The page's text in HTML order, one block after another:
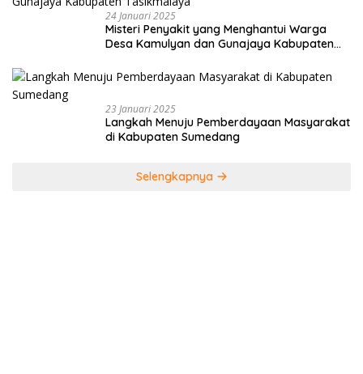
24 Januari 2025
Misteri Penyakit yang Menghantui Warga
Desa Kamulyan dan Gunajaya Kabupaten
23 Januari 2025
Langkah Menuju Pemberdayaan Masyarakat
di Kabupaten Sumedang
Selengkapnya